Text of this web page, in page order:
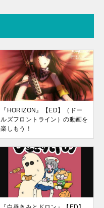
『HORIZON』【ED】（ドー
ルズフロントライン）の動画を
楽しもう！